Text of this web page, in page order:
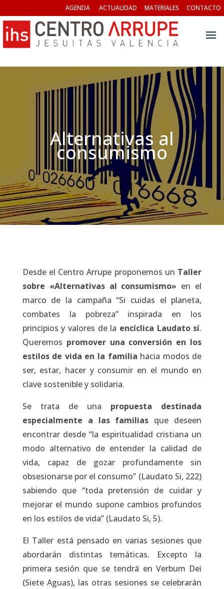
AGENDA ACTUALIDAD MATERIALES CONTACTO
Alternativas al
consumismo
Desde el Centro Arrupe proponemos un Taller
sobre «Alternativas al consumismo» en el
marco de la campaña “Si cuidas el planeta,
combates la pobreza” inspirada en los
principios y valores de la encíclica Laudato sí.
Queremos promover una conversión en los
estilos de vida en la familia hacia modos de
ser, estar, hacer y consumir en el mundo en
clave sostenible y solidaria.
Se trata de una propuesta destinada
especialmente a las familias que deseen
encontrar desde “la espiritualidad cristiana un
modo alternativo de entender la calidad de
vida, capaz de gozar profundamente sin
obsesionarse por el consumo” (Laudato Si, 222)
sabiendo que “toda pretensión de cuidar y
mejorar el mundo supone cambios profundos
en los estilos de vida” (Laudato Si, 5).
El Taller está pensado en varias sesiones que
abordarán distintas temáticas. Excepto la
primera sesión que se tendrá en Verbum Dei
(Siete Aguas), las otras sesiones se celebrarán